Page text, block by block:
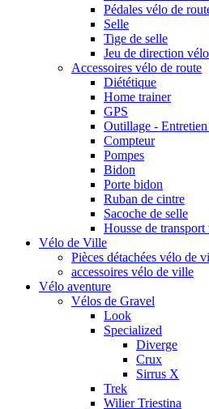
Pédales vélo de
Selle
Tige de selle
Jeu de direction
Accessoires vélo de route
Diététique
Home trainer
GPS
Outillage -
Compteur
Pompes
Bidon
Porte bidon
Ruban de cintre
Sacoche de selle
Housse de transport
Vélo de Ville
Pièces détachées vélo de
accessoires vélo de ville
Vélo aventure
Vélos de Gravel
Look
Specialized
Diverge
Crux
Sirrus X
Trek
Wilier Triestina